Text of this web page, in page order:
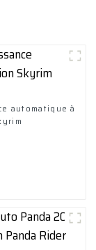
automatique à